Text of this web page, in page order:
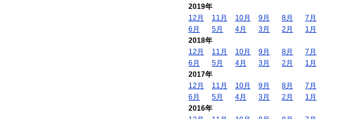
2019年
12月
11月 10月 9月 8月
7月
6月
5月 4月 3月 2月
1月
2018年
12月
11月 10月 9月 8月
7月
6月
5月 4月 3月 2月
1月
2017年
12月
11月 10月 9月 8月
7月
6月
5月 4月 3月 2月
1月
2016年